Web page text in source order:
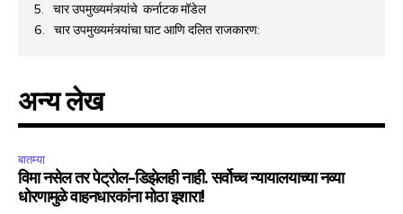
चार उपमुख्यमंत्र्यांचे कर्नाटक मॉडेल
चार उपमुख्यमंत्र्यांचा घाट आणि दलित राजकारण:
अन्य लेख
बातम्या
विमा नसेल तर पेट्रोल-डिझेलही नाही. सर्वोच्च न्यायालयाच्या नव्या
धोरणामुळे वाहनधारकांना मोठा इशारा!